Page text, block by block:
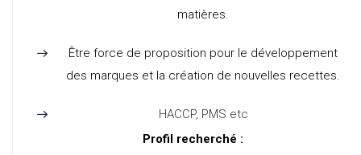
matières.
Être force de proposition pour le développement
des marques et la création de nouvelles recettes.
HACCP, PMS etc
Profil recherché :